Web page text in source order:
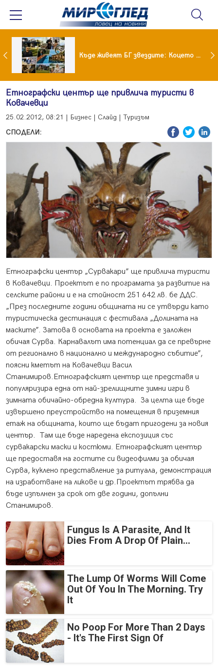
Ето го новият на Мартина от "Ергенът" Къде живеят БГ звездите: Коцето с дворец, Лозанова с имение, Миро с дом за над 2 млн. евро
Етнографски център ще привлича туристи в
Ковачевци
25.02.2012, 08:21 | Бизнес | Слайд | Туризъм
СПОДЕЛИ:
Етнографски център „Сурвакари” ще привлича туристи
в Ковачевци. Проектът е по програмата за развитие на
селските райони и е на стойност 251 642 лв. бе ДДС.
„През последните години общината ни се утвърди като
туристическа дестинация с фестивала „Долината на
маските”. Затова в основата на проекта е заложен
обичая Сурва. Карнавалът има потенциал да се превърне
от регионално в национално и международно събитие”,
поясни кметът на Ковачевци Васил
Станимиров.Етнографският център ще представя и
популяризира една от най-зрелищните зимни игри в
зимната обичайно-обредна култура. За целта ще бъде
извършено преустройство на помещения в приземния
етаж на общината, които ще бъдат пригодени за новия
център. Там ще бъде наредена експозиция със
сурвакарски маски и костюми. Етнографският център
ще предоставя на гостите си видеофилми за обичая
Сурва, куклено представление за ритуала, демонстрация
на изработване на ликове и др.Проектът трябва да
бъде изпълнен за срок от две години, допълни
Станимиров.
Fungus Is A Parasite, And It
Dies From A Drop Of Plain...
The Lump Of Worms Will Come
Out Of You In The Morning. Try
It
No Poop For More Than 2 Days
- It's The First Sign Of